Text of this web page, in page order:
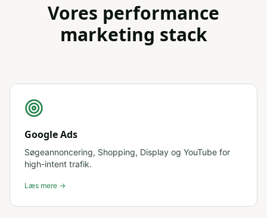
Vores performance
marketing stack
Google Ads
Søgeannoncering, Shopping, Display og YouTube for
high-intent trafik.
Læs mere →